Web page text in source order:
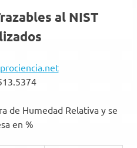
al NIST
de Humedad Relativa y se
en %